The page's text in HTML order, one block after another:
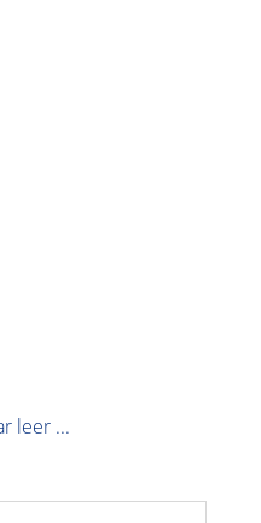
leer ...